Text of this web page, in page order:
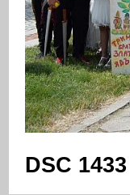
DSC 1433